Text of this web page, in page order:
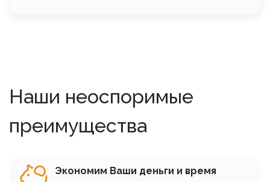
Наши неоспоримые
преимущества
SVG Экономим Ваши деньги и время